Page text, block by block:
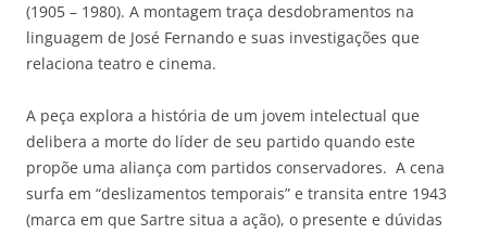
(1905 – 1980). A montagem traça desdobramentos na
linguagem de José Fernando e suas investigações que
relaciona teatro e cinema.
A peça explora a história de um jovem intelectual que
delibera a morte do líder de seu partido quando este
propõe uma aliança com partidos conservadores. A cena
surfa em “deslizamentos temporais” e transita entre 1943
(marca em que Sartre situa a ação), o presente e dúvidas